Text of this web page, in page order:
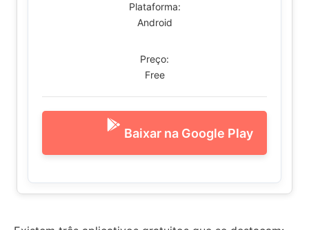
Plataforma:
Android
Preço:
Free
Baixar na Google Play